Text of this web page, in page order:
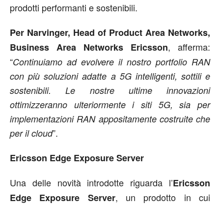
prodotti performanti e sostenibili.
Per Narvinger, Head of Product Area Networks,
Business Area Networks Ericsson, afferma:
“Continuiamo ad evolvere il nostro portfolio RAN
con più soluzioni adatte a 5G intelligenti, sottili e
sostenibili. Le nostre ultime innovazioni
ottimizzeranno ulteriormente i siti 5G, sia per
implementazioni RAN appositamente costruite che
per il cloud”.
Ericsson Edge Exposure Server
Una delle novità introdotte riguarda l’Ericsson
Edge Exposure Server, un prodotto in cui